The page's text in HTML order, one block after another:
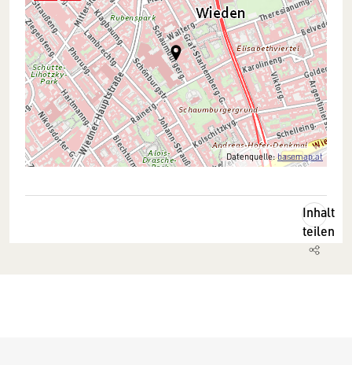
Datenquelle:basemap.at
Inhalt
teilen